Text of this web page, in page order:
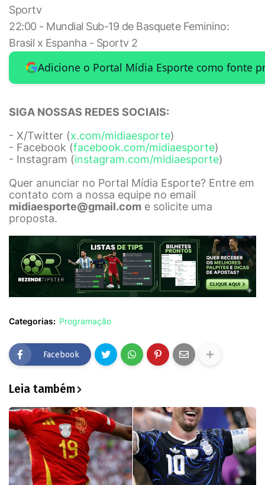
Sportv
22:00 - Mundial Sub-19 de Basquete Feminino:
Brasil x Espanha - Sportv 2
Adicione o Portal Mídia Esporte como fonte
SIGA NOSSAS REDES SOCIAIS:
- X/Twitter (x.com/midiaesporte)
- Facebook (facebook.com/midiaesporte)
- Instagram (instagram.com/midiaesporte)
Quer anunciar no Portal Mídia Esporte? Entre em
contato com a nossa equipe no email
midiaesporte@gmail.com e solicite uma
proposta.
Categorias: Programação
Facebook
Leia também